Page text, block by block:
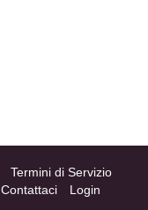
Termini di Servizio
Contattaci Login